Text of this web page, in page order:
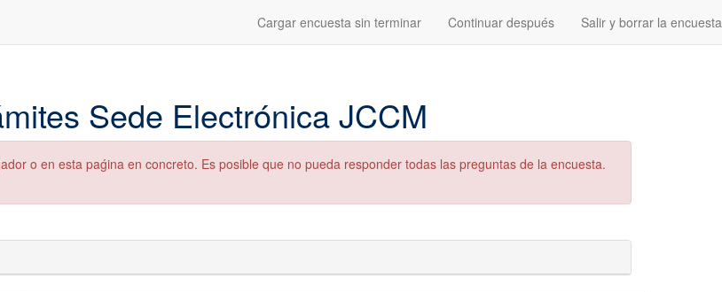
Cargar encuesta sin terminar Continuar después Salir y borrar la encuesta
Sede Electrónica JCCM
o en esta paǵina en concreto. Es posible que no pueda responder todas las preguntas de la encuesta.